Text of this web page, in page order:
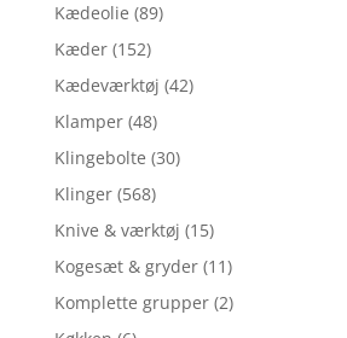
Kædeolie (89)
Kæder (152)
Kædeværktøj (42)
Klamper (48)
Klingebolte (30)
Klinger (568)
Knive & værktøj (15)
Kogesæt & gryder (11)
Komplette grupper (2)